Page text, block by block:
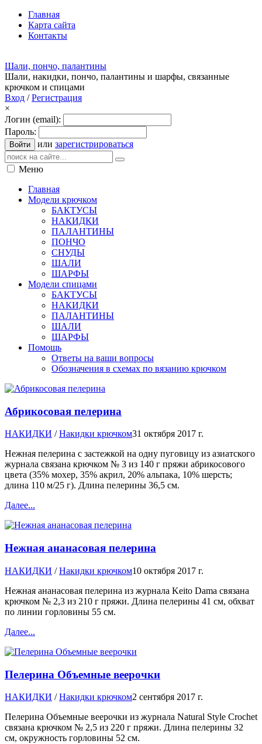
Главная
Карта сайта
Контакты
Шали, пончо, палантины
Шали, накидки, пончо, палантины и шарфы, связанные
крючком и спицами
Вход /Регистрация
×
Логин (email):
Пароль:
Войти или зарегистрироваться
Меню
Главная
Модели крючком
БАКТУСЫ
НАКИДКИ
ПАЛАНТИНЫ
ПОНЧО
СНУДЫ
ШАЛИ
ШАРФЫ
Модели спицами
БАКТУСЫ
НАКИДКИ
ПАЛАНТИНЫ
ШАЛИ
ШАРФЫ
Помощь
Ответы на ваши вопросы
Обозначения в схемах по вязанию крючком
Абрикосовая пелерина
НАКИДКИ /Накидки крючком31 октября 2017 г.
Нежная пелерина с застежкой на одну пуговицу из азиатского
журнала связана крючком № 3 из 140 г пряжи абрикосового
цвета (35% мохер, 35% акрил, 20% альпака, 10% шерсть;
длина 110 м/25 г). Длина пелерины 36,5 см.
Далее...
Нежная ананасовая пелерина
НАКИДКИ /Накидки крючком10 октября 2017 г.
Нежная ананасовая пелерина из журнала Keito Dama связана
крючком № 2,3 из 210 г пряжи. Длина пелерины 41 см, обхват
по линии горловины 55 см.
Далее...
Пелерина Объемные веерочки
НАКИДКИ /Накидки крючком2 сентября 2017 г.
Пелерина Объемные веерочки из журнала Natural Style Crochet
связана крючком № 2,5 из 220 г пряжи. Длина пелерины 32
см, окружность горловины 52 см.